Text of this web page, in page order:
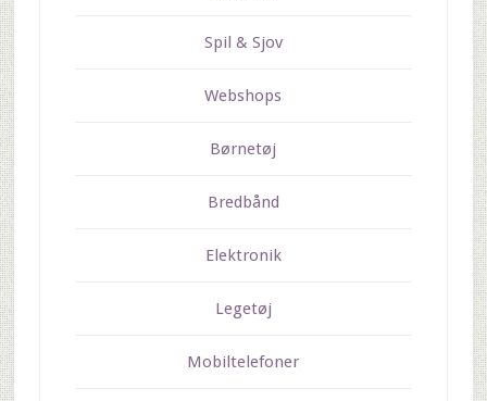
Spil & Sjov
Webshops
Børnetøj
Bredbånd
Elektronik
Legetøj
Mobiltelefoner